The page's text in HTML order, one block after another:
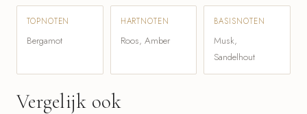
TOPNOTEN
Bergamot
HARTNOTEN
Roos, Amber
BASISNOTEN
Musk,
Sandelhout
Vergelijk ook